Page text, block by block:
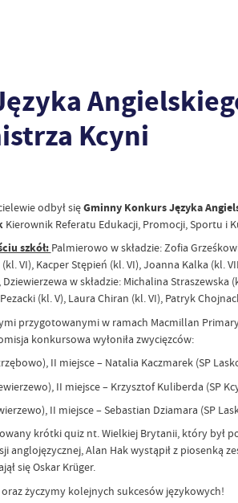
Kcyni
odbył sięGminny Konkurs Języka
Kierownik Referatu Edukacji, Promocji, Sportu i
szkół: Palmierowo w składzie: Zofia
VI), Kacper Stępień (kl. VI), Joanna Kalka (kl.
w składzie: Michalina
(kl. V), Laura Chiran (kl. VI), Patryk
przygotowanymi w ramach Macmillan
konkursowa wyłoniła zwycięzców:
II miejsce – Natalia Kaczmarek (SP
II miejsce – Krzysztof Kuliberda (SP
II miejsce – Sebastian Dziamara (SP
krótki quiz nt. Wielkiej Brytanii, który był
anglojęzycznej, Alan Hak wystąpił z piosenką
się Oskar Krüger.
życzymy kolejnych sukcesów językowych!